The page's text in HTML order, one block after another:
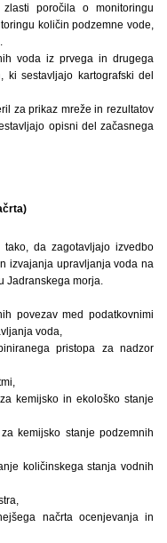
poročila o monitoringu
količin podzemne vode,
voda iz prvega in drugega
ki sestavljajo kartografski del
za prikaz mreže in rezultatov
opisni del začasnega
da zagotavljajo izvedbo
izvajanja upravljanja voda na
Jadranskega morja.
povezav med podatkovnimi
voda,
pristopa za nadzor
kemijsko in ekološko stanje
kemijsko stanje podzemnih
količinskega stanja vodnih
načrta ocenjevanja in